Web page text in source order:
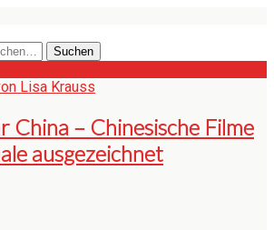
Lisa Krauss
China – Chinesische Filme
ausgezeichnet